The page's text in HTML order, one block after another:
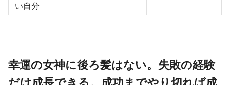
い自分
幸運の女神に後ろ髪はない。失敗の経験